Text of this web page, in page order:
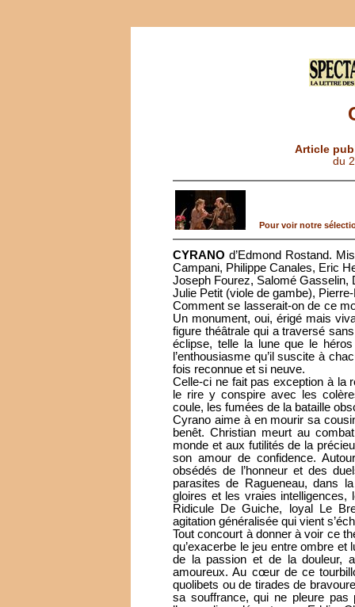
Article
du
Pour voir notre
CYRANO d’Edmond Rostand.
Campani, Philippe Canales, Eric
Joseph Fourez, Salomé Gasselin,
Julie Petit (viole de gambe),
Comment se lasserait-on de ce
Un monument, oui, érigé mais
figure théâtrale qui a traversé
éclipse, telle la lune que le
l’enthousiasme qu’il suscite à
fois reconnue et si neuve.
Celle-ci ne fait pas exception à la
le rire y conspire avec les
coule, les fumées de la bataille
Cyrano aime à en mourir sa
benêt. Christian meurt au
monde et aux futilités de la
son amour de confidence.
obsédés de l’honneur et des
parasites de Ragueneau, dans
gloires et les vraies intelligences,
Ridicule De Guiche, loyal Le
agitation généralisée qui vient
Tout concourt à donner à voir ce
qu’exacerbe le jeu entre ombre
de la passion et de la douleur,
amoureux. Au cœur de ce
quolibets ou de tirades de
sa souffrance, qui ne pleure